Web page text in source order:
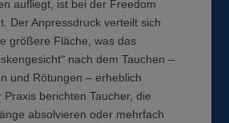
aufliegt, ist bei der Freedom
Der Anpressdruck verteilt sich
größere Fläche, was das
nach dem Tauchen –
und Rötungen – erheblich
berichten Taucher, die
absolvieren oder mehrfach